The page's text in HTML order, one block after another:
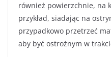
również powierzchnie, na
przykład, siadając na
przypadkowo przetrzeć
aby być ostrożnym w